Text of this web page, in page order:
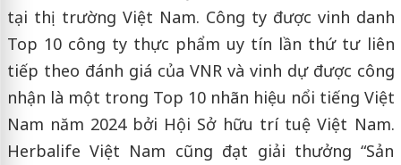
tại thị trường Việt Nam. Công ty được vinh danh
Top 10 công ty thực phẩm uy tín lần thứ tư liên
tiếp theo đánh giá của VNR và vinh dự được công
nhận là một trong Top 10 nhãn hiệu nổi tiếng Việt
Nam năm 2024 bởi Hội Sở hữu trí tuệ Việt Nam.
Herbalife Việt Nam cũng đạt giải thưởng “Sản